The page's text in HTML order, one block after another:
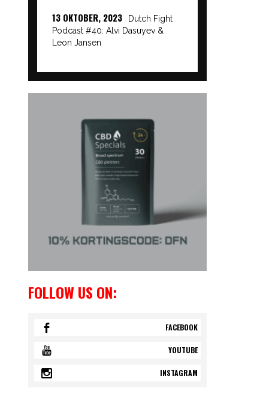
13 OKTOBER, 2023
Dutch Fight
Podcast #40: Alvi Dasuyev &
Leon Jansen
FOLLOW US ON:
FACEBOOK
YOUTUBE
INSTAGRAM